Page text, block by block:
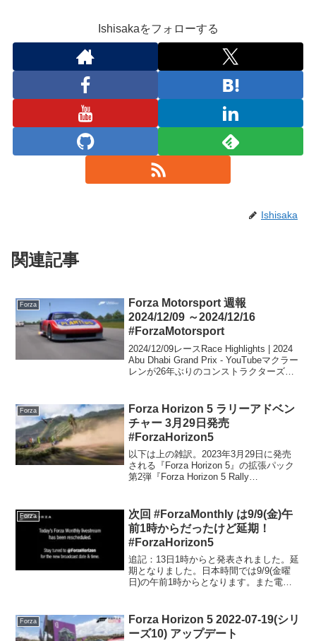
Ishisakaをフォローする
Ishisaka
関連記事
Forza
Forza Motorsport 週報
2024/12/09 ～2024/12/16
#ForzaMotorsport
2024/12/09レースRace Highlights | 2024
Abu Dhabi Grand Prix - YouTubeマクラー
レンが26年ぶりのコンストラクターズ制
Forza
Forza Horizon 5 ラリーアドベン
チャー 3月29日発売
#ForzaHorizon5
以下は上の雑訳。2023年3月29日に発売
される『Forza Horizon 5』の拡張パック
第2弾『Forza Horizon 5 Rally
Forza
次回 #ForzaMonthly は9/9(金)午
前1時からだったけど延期！
#ForzaHorizon5
追記：13日1時からと発表されました。延
期となりました。日本時間では9/9(金曜
日)の午前1時からとなります。また電気
Forza
Forza Horizon 5 2022-07-19(シリ
ーズ10) アップデート